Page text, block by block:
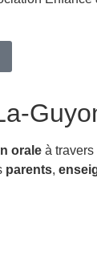
orale à travers
parents,